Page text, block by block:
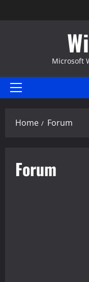
to
Microsoft
Primary
Home Forum
Forum